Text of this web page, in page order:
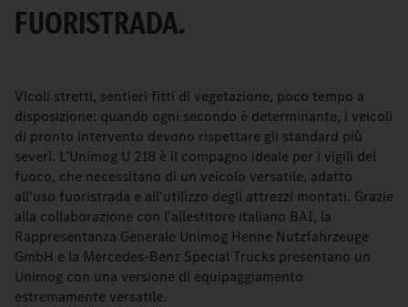
FUORISTRADA.
Vicoli stretti, sentieri fitti di vegetazione, poco tempo a
disposizione: quando ogni secondo è determinante, i veicoli
di pronto intervento devono rispettare gli standard più
severi. L'Unimog U 218 è il compagno ideale per i vigili del
fuoco, che necessitano di un veicolo versatile, adatto
all'uso fuoristrada e all'utilizzo degli attrezzi montati. Grazie
alla collaborazione con l'allestitore italiano BAI, la
Rappresentanza Generale Unimog Henne Nutzfahrzeuge
GmbH e la Mercedes-Benz Special Trucks presentano un
Unimog con una versione di equipaggiamento
estremamente versatile.